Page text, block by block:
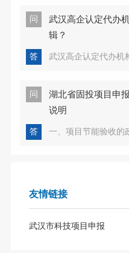
问
武汉高企认定代办
辑？
答
问
湖北省固投项目申
说明
答
友情链接
武汉市科技项目申报